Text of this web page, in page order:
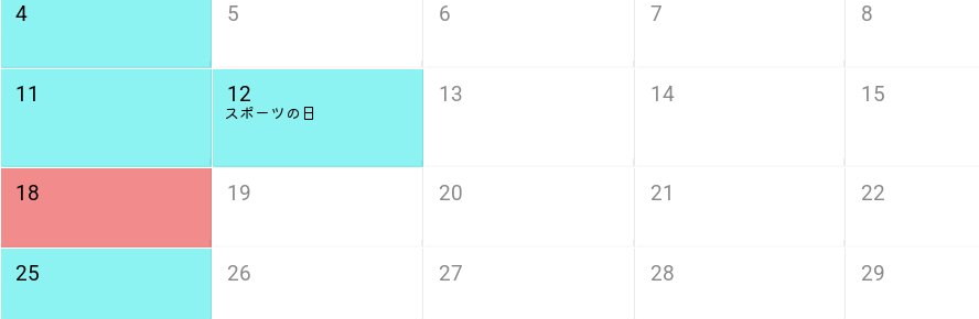
4 5 6 7 8
11 12
スポーツの日
13 14 15
18 19 20 21 22
25 26 27 28 29